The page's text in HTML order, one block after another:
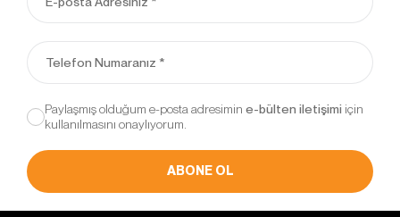
ABONE OL
Paylaşmış olduğum e-posta adresimin
için
kullanılmasını onaylıyorum.